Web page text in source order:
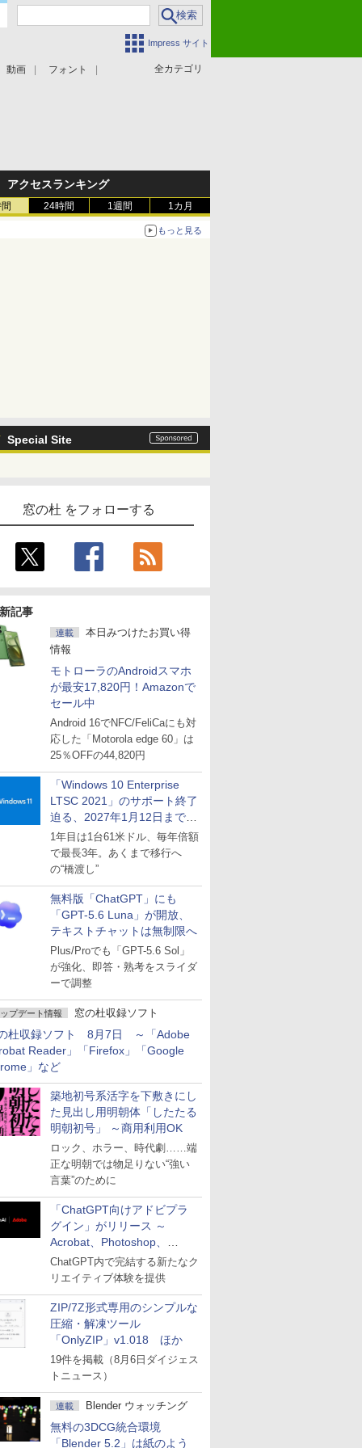
Impress サイト
全カテゴリ
動画 フォント
アクセスランキング
24時間 1週間 1カ月
もっと見る
Special Site
窓の杜 をフォローする
記事
連載
本日みつけたお買い得
情報
モトローラのAndroidスマホ
が最安17,820円！Amazonで
セール中
Android 16でNFC/FeliCaにも対
応した「Motorola edge 60」は
25％OFFの44,820円
「Windows 10 Enterprise
LTSC 2021」のサポート終了
迫る、2027年1月12日まで
～ESUは9月1日から販売
1年目は1台61米ドル、毎年倍額
で最長3年。あくまで移行へ
の“橋渡し”
無料版「ChatGPT」にも
「GPT-5.6 Luna」が開放、
テキストチャットは無制限へ
Plus/Proでも「GPT-5.6 Sol」
が強化、即答・熟考をスライダ
ーで調整
プデート情報 窓の杜収録ソフト
杜収録ソフト 8月7日 ～「Adobe
Reader」「Firefox」「Google
」など
築地初号系活字を下敷きにし
た見出し用明朝体「したたる
明朝初号」 ～商用利用OK
ロック、ホラー、時代劇……端
正な明朝では物足りない“強い
言葉”のために
「ChatGPT向けアドビプラ
グイン」がリリース ～
Acrobat、Photoshop、
Premiereなどの機能を1つの
プラグインに統合
ChatGPT内で完結する新たなク
リエイティブ体験を提供
ZIP/7Z形式専用のシンプルな
圧縮・解凍ツール
「OnlyZIP」v1.018 ほか
19件を掲載（8月6日ダイジェス
トニュース）
連載 Blender ウォッチング
無料の3DCG統合環境
「Blender 5.2」は紙のよう